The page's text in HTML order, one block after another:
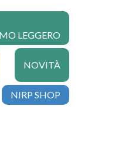
LEGGERO
NOVITÀ
NIRP SHOP